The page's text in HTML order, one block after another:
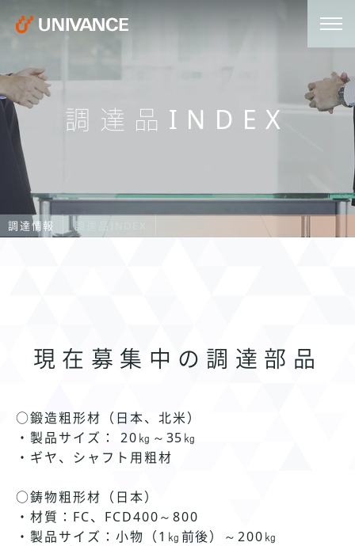
調達品INDEX
調達情報 調達品INDEX
現在募集中の調達部品
○鍛造粗形材（日本、北米）
・製品サイズ： 20㎏～35㎏
・ギヤ、シャフト用粗材
○鋳物粗形材（日本）
・材質：FC、FCD400～800
・製品サイズ：小物（1㎏前後）～200㎏